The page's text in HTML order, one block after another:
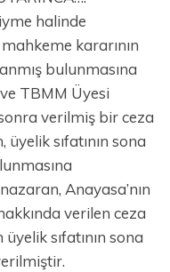
halinde
kararının
bulunmasına
TBMM Üyesi
verilmiş bir ceza
sıfatının sona
Anayasa’nın
verilen ceza
sıfatının sona